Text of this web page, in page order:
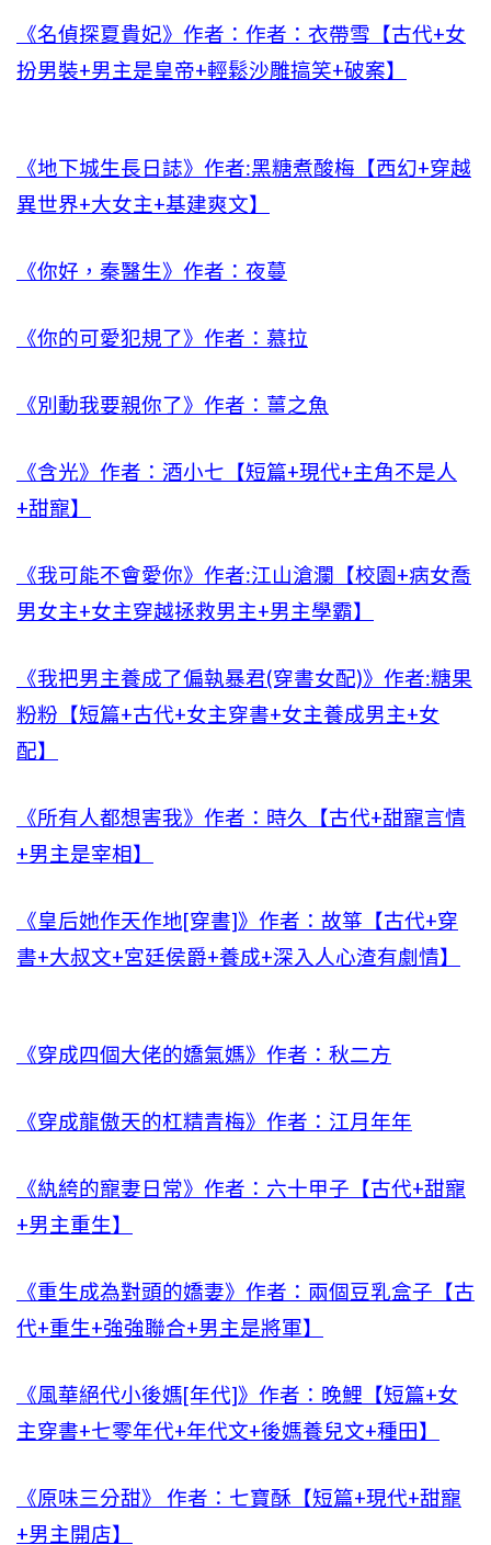
《名偵探夏貴妃》作者：作者：衣帶雪【古代+女
扮男裝+男主是皇帝+輕鬆沙雕搞笑+破案】
《地下城生長日誌》作者:黑糖煮酸梅【西幻+穿越
異世界+大女主+基建爽文】
《你好，秦醫生》作者：夜蔓
《你的可愛犯規了》作者：慕拉
《別動我要親你了》作者：薑之魚
《含光》作者：酒小七【短篇+現代+主角不是人
+甜寵】
《我可能不會愛你》作者:江山滄瀾【校園+病女喬
男女主+女主穿越拯救男主+男主學霸】
《我把男主養成了偏執暴君(穿書女配)》作者:糖果
粉粉【短篇+古代+女主穿書+女主養成男主+女
配】
《所有人都想害我》作者：時久【古代+甜寵言情
+男主是宰相】
《皇后她作天作地[穿書]》作者：故箏【古代+穿
書+大叔文+宮廷侯爵+養成+深入人心渣有劇情】
《穿成四個大佬的嬌氣媽》作者：秋二方
《穿成龍傲天的杠精青梅》作者：江月年年
《紈絝的寵妻日常》作者：六十甲子【古代+甜寵
+男主重生】
《重生成為對頭的嬌妻》作者：兩個豆乳盒子【古
代+重生+強強聯合+男主是將軍】
《風華絕代小後媽[年代]》作者：晚鯉【短篇+女
主穿書+七零年代+年代文+後媽養兒文+種田】
《原味三分甜》 作者：七寶酥【短篇+現代+甜寵
+男主開店】